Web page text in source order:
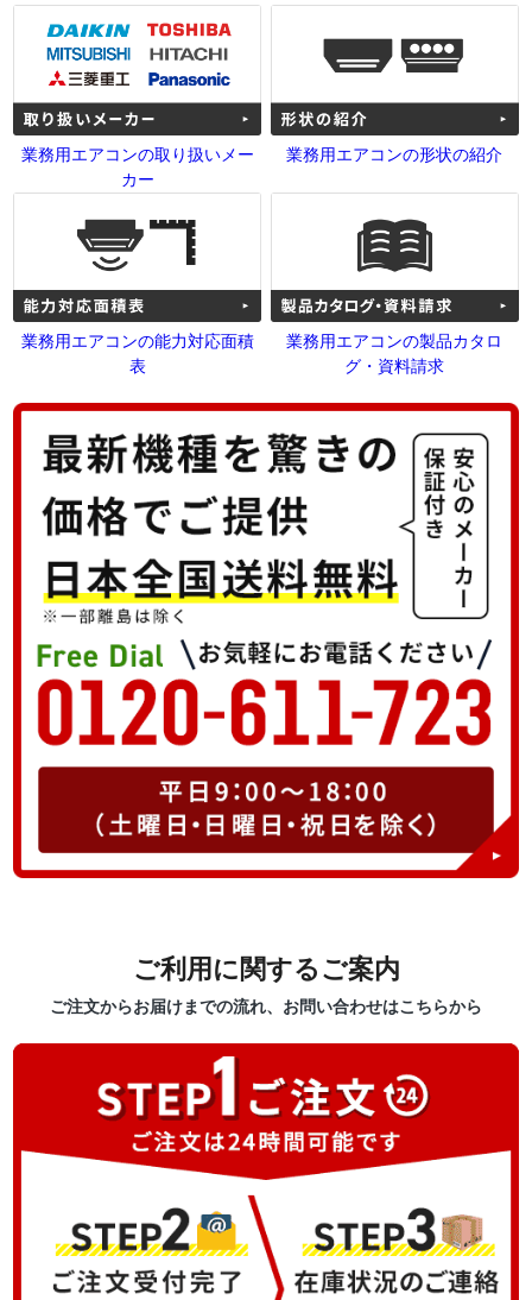
業務用エアコンの取り扱いメー
カー
業務用エアコンの形状の紹介
業務用エアコンの能力対応面積
表
業務用エアコンの製品カタロ
グ・資料請求
ご利用に関するご案内
ご注文からお届けまでの流れ、お問い合わせはこちらから